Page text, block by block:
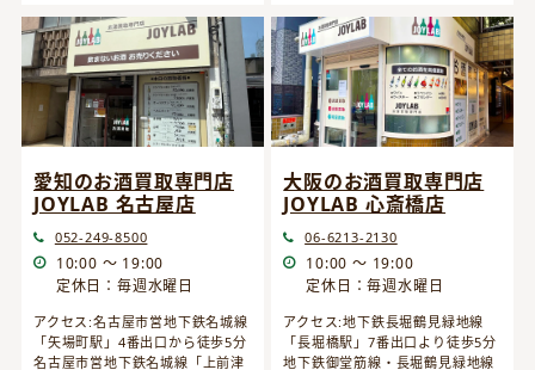
愛知のお酒買取専門店
JOYLAB 名古屋店
052-249-8500
10:00 ～ 19:00
定休日：毎週水曜日
アクセス:名古屋市営地下鉄名城線
「矢場町駅」4番出口から徒歩5分
名古屋市営地下鉄名城線「上前津
大阪のお酒買取専門店
JOYLAB 心斎橋店
06-6213-2130
10:00 ～ 19:00
定休日：毎週水曜日
アクセス:地下鉄長堀鶴見緑地線
「長堀橋駅」7番出口より徒歩5分
地下鉄御堂筋線・長堀鶴見緑地線